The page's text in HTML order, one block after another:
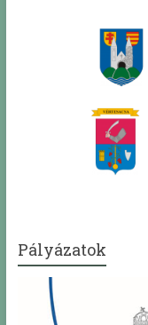
Pályázatok